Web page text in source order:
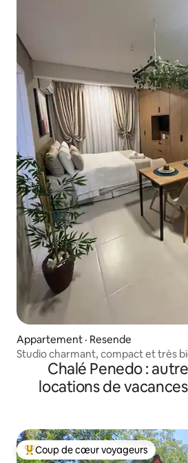
Appartement · Resende
Studio charmant, compact et très
Chalé Penedo :
locations de
Coup de cœur voyageurs parmi les
Coup de cœur voyageurs